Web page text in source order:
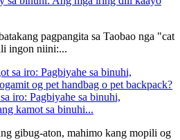
pagpangita sa Taobao nga "cat
ingon niini:...
iro: Pagbiyahe sa binuhi,
kamot sa binuhi...
gibug-aton, mahimo kang mopili og